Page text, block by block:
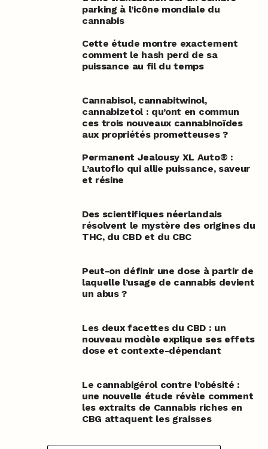
parking à l’icône mondiale du
cannabis
Cette étude montre exactement
comment le hash perd de sa
puissance au fil du temps
Cannabisol, cannabitwinol,
cannabizetol : qu’ont en commun
ces trois nouveaux cannabinoïdes
aux propriétés prometteuses ?
Permanent Jealousy XL Auto® :
L’autoflo qui allie puissance, saveur
et résine
Des scientifiques néerlandais
résolvent le mystère des origines du
THC, du CBD et du CBC
Peut-on définir une dose à partir de
laquelle l’usage de cannabis devient
un abus ?
Les deux facettes du CBD : un
nouveau modèle explique ses effets
dose et contexte-dépendant
Le cannabigérol contre l’obésité :
une nouvelle étude révèle comment
les extraits de Cannabis riches en
CBG attaquent les graisses